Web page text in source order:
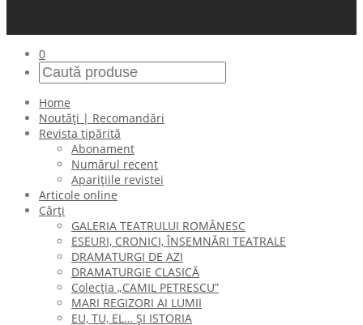
0
Home
Noutăți | Recomandări
Revista tipărită
Abonament
Numărul recent
Aparițiile revistei
Articole online
Cărți
GALERIA TEATRULUI ROMÂNESC
ESEURI, CRONICI, ÎNSEMNĂRI TEATRALE
DRAMATURGI DE AZI
DRAMATURGIE CLASICĂ
Colecţia „CAMIL PETRESCU”
MARI REGIZORI AI LUMII
EU, TU, EL… ŞI ISTORIA